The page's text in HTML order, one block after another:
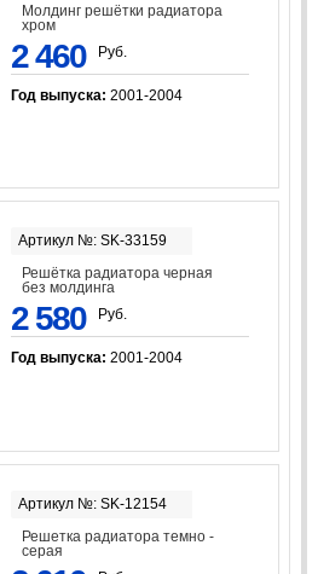
Молдинг решётки радиатора
хром
2 460 Руб.
Год выпуска: 2001-2004
Артикул №: SK-33159
Решётка радиатора черная
без молдинга
2 580 Руб.
Год выпуска: 2001-2004
Артикул №: SK-12154
Решетка радиатора темно -
серая